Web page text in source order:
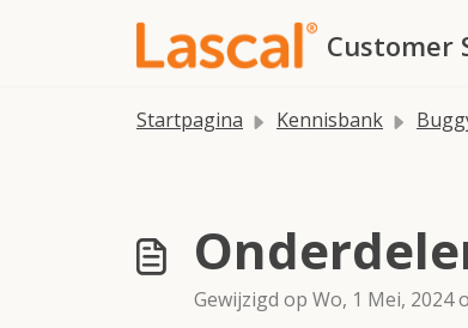
Customer
Startpagina Kennisbank
Gewijzigd op Wo, 1 Mei, 2024